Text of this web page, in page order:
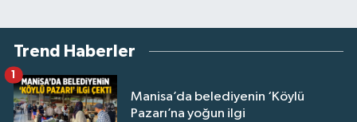
Trend Haberler
Manisa’da belediyenin ‘Köylü
Pazarı’na yoğun ilgi
1